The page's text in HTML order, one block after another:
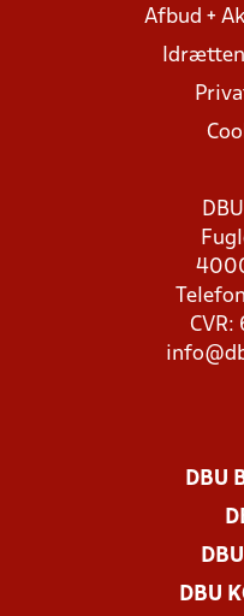
Afbud +
CVR:
DBU
DBU